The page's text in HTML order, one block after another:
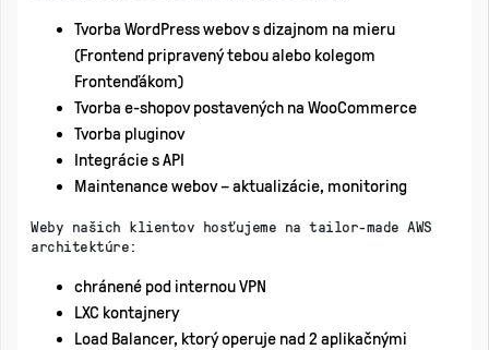
Tvorba WordPress webov s dizajnom na mieru
(Frontend pripravený tebou alebo kolegom
Frontenďákom)
Tvorba e-shopov postavených na WooCommerce
Tvorba pluginov
Integrácie s API
Maintenance webov – aktualizácie, monitoring
Weby našich klientov hosťujeme na tailor-made AWS
architektúre:
chránené pod internou VPN
LXC kontajnery
Load Balancer, ktorý operuje nad 2 aplikačnými